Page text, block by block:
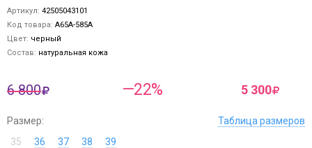
Артикул: 42505043101
Код товара: A65A-585A
Цвет: черный
Состав: натуральная кожа
6 800 —22% 5 300
Размер:
Таблица размеров
35
36 37 38
39